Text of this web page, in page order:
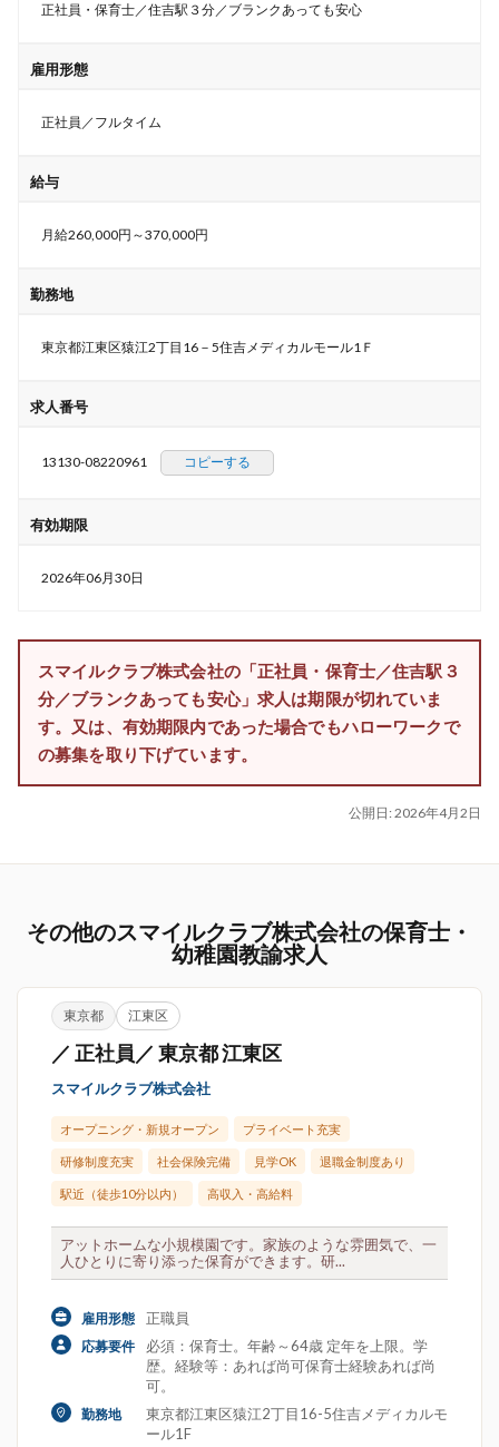
正社員・保育士／住吉駅３分／ブランクあっても安心
雇用形態
正社員／フルタイム
給与
月給260,000円～370,000円
勤務地
東京都江東区猿江2丁目16－5住吉メディカルモール1Ｆ
求人番号
13130-08220961 コピーする
有効期限
2026年06月30日
スマイルクラブ株式会社の「正社員・保育士／住吉駅３
分／ブランクあっても安心」求人は期限が切れていま
す。又は、有効期限内であった場合でもハローワークで
の募集を取り下げています。
公開日: 2026年4月2日
その他のスマイルクラブ株式会社の保育士・
幼稚園教諭求人
東京都 江東区
／ 正社員／ 東京都 江東区
スマイルクラブ株式会社
オープニング・新規オープン プライベート充実
研修制度充実 社会保険完備 見学OK 退職金制度あり
駅近（徒歩10分以内） 高収入・高給料
アットホームな小規模園です。家族のような雰囲気で、一
人ひとりに寄り添った保育ができます。研...
雇用形態 正職員
応募要件
必須：保育士。年齢～64歳 定年を上限。学
歴。経験等：あれば尚可保育士経験あれば尚
可。
勤務地
東京都江東区猿江2丁目16-5住吉メディカルモ
ール1F